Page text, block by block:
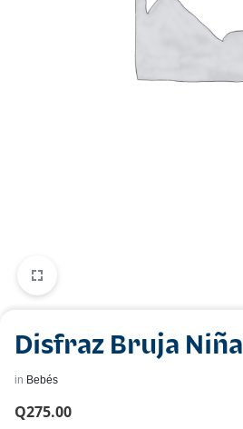
Disfraz Bruja Niña
in Bebés
Q275.00